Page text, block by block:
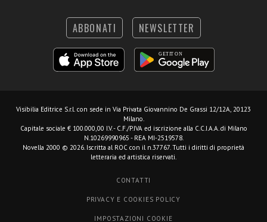
ABBONATI NEWSLETTER
Visibilia Editrice S.r.l. con sede in Via Privata Giovannino De Grassi 12/12A, 20123
Milano.
Capitale sociale € 100.000,00 I.V. - C.F./P.IVA ed iscrizione alla C.C.I.A.A. di Milano
N.10269990965 - REA MI-2519578.
Novella 2000 © 2026. Iscritta al ROC con il n.37767. Tutti i diritti di proprietà
letteraria ed artistica riservati.
CONTATTI
PRIVACY E COOKIES POLICY
IMPOSTAZIONI COOKIE